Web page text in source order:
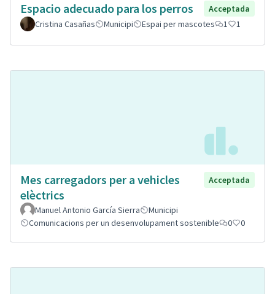
Espacio adecuado para los perros
Acceptada
Cristina Casañas
Municipi Espai per mascotes 1 1
Mes carregadors per a vehicles
elèctrics
Acceptada
Manuel Antonio García Sierra
Municipi
Comunicacions per un desenvolupament sostenible
0 0